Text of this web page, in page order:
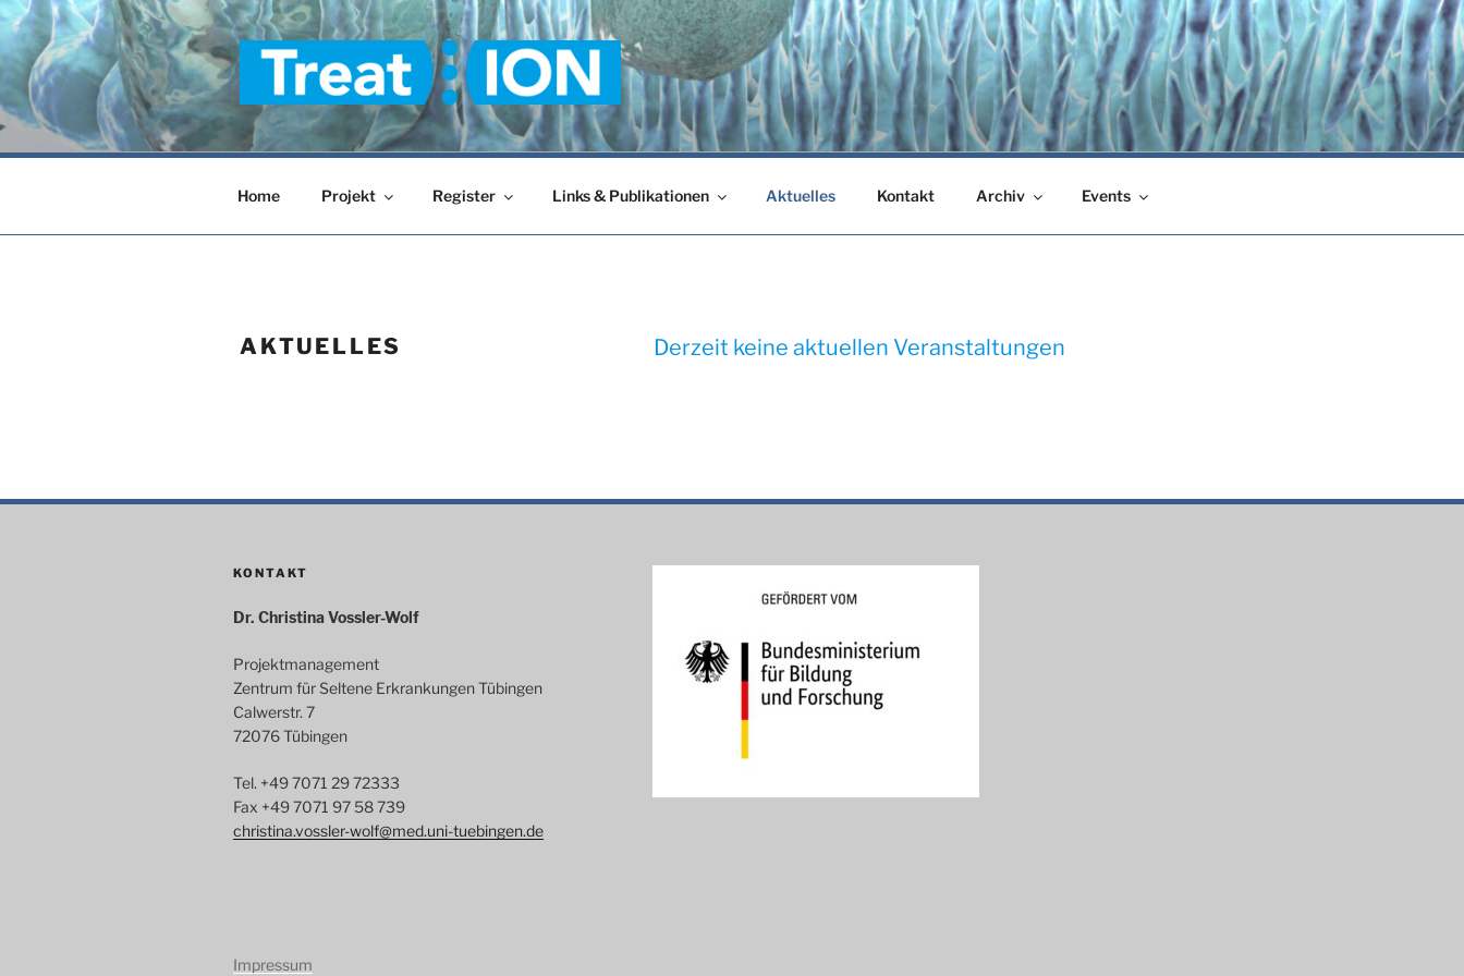
Zum
Inhalt
springen
TREAT-ION
Home Projekt Register Links & Publikationen Aktuelles Kontakt Archiv Events
AKTUELLES Derzeit keine aktuellen Veranstaltungen
KONTAKT
Dr. Christina Vossler-Wolf
Projektmanagement
Zentrum für Seltene Erkrankungen Tübingen
Calwerstr. 7
72076 Tübingen
Tel. +49 7071 29 72333
Fax +49 7071 97 58 739
christina.vossler-wolf@med.uni-tuebingen.de
Impressum